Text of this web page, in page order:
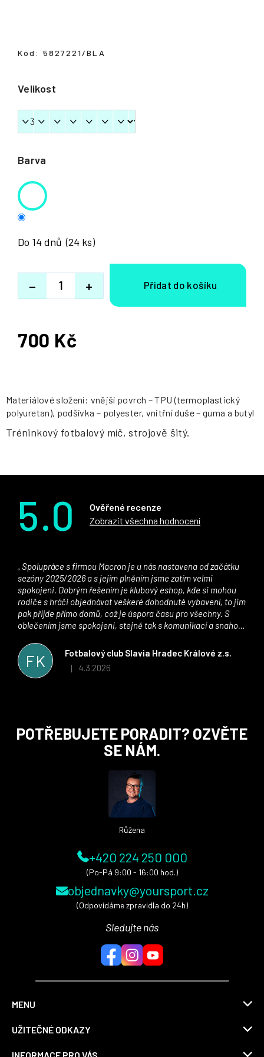
Barva
Velikost
Do 14 dnů (24 ks)
+
−
Kód: 5827221/BLA
700 Kč
Měrná
Materiálové složení: vnější povrch – TPU (termoplastický
polyuretan), podšívka – polyester, vnitřní duše – guma a butyl
Tréninkový fotbalový míč, strojově šitý.
5.0
Ověřené recenze
Zobrazit všechna hodnocení
FK
Fotbalový club Slavia Hradec Králové z.s.
Hodnocení obchodu je 5 z 5 hvězdiček.
| 4.3.2026
sezóny 2025/2026 a s jejím plněním jsme zatím velmi
spokojeni. Dobrým řešením je klubový eshop, kde si mohou
rodiče s hráči objednávat veškeré dohodnuté vybavení, to jim
pak přijde přímo domů, což je úspora času pro všechny. S
oblečením jsme spokojeni, stejně tak s komunikací a snahou
stran. Věříme, že v tomto duchu bude spolupráce pokračovat
i nadále, nyní už začínáme řešit i první sady dresů ;)
POTŘEBUJETE PORADIT? OZVĚTE
SE NÁM.
Růžena
+420 224 250 000
(Po-Pá 9:00 - 16:00 hod.)
objednavky@yoursport.cz
(Odpovídáme zpravidla do 24h)
Sledujte nás
MENU
UŽITEČNÉ ODKAZY
INFORMACE PRO VÁS